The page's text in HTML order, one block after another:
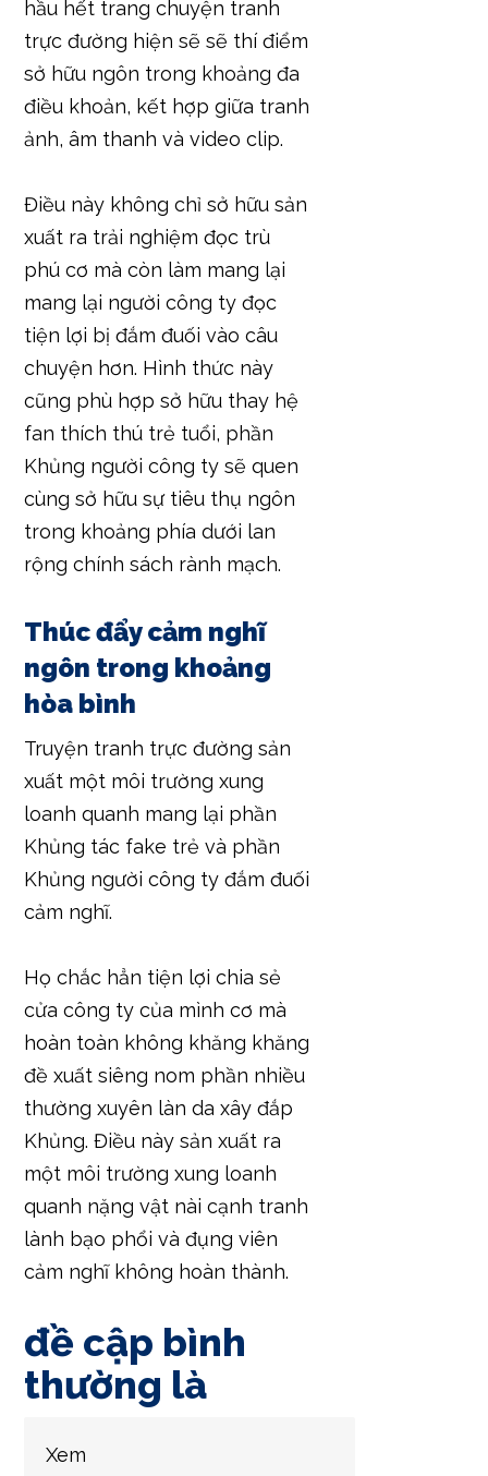
hầu hết trang chuyện tranh
trực đường hiện sẽ sẽ thí điểm
sở hữu ngôn trong khoảng đa
điều khoản, kết hợp giữa tranh
ảnh, âm thanh và video clip.
Điều này không chỉ sở hữu sản
xuất ra trải nghiệm đọc trù
phú cơ mà còn làm mang lại
mang lại người công ty đọc
tiện lợi bị đắm đuối vào câu
chuyện hơn. Hình thức này
cũng phù hợp sở hữu thay hệ
fan thích thú trẻ tuổi, phần
Khủng người công ty sẽ quen
cùng sở hữu sự tiêu thụ ngôn
trong khoảng phía dưới lan
rộng chính sách rành mạch.
Thúc đẩy cảm nghĩ
ngôn trong khoảng
hòa bình
Truyện tranh trực đường sản
xuất một môi trường xung
loanh quanh mang lại phần
Khủng tác fake trẻ và phần
Khủng người công ty đắm đuối
cảm nghĩ.
Họ chắc hẳn tiện lợi chia sẻ
cửa công ty của mình cơ mà
hoàn toàn không khăng khăng
đề xuất siêng nom phần nhiều
thường xuyên làn da xây đắp
Khủng. Điều này sản xuất ra
một môi trường xung loanh
quanh nặng vật nài cạnh tranh
lành bạo phổi và đụng viên
cảm nghĩ không hoàn thành.
đề cập bình
thường là
Xem